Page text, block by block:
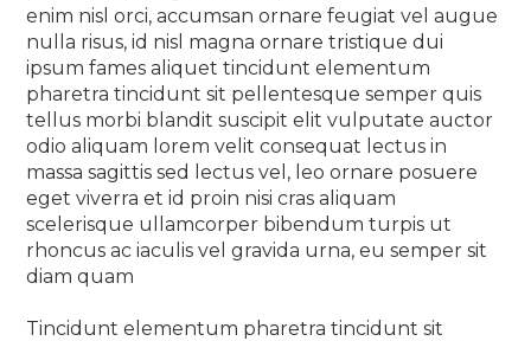
enim nisl orci, accumsan ornare feugiat vel augue
nulla risus, id nisl magna ornare tristique dui
ipsum fames aliquet tincidunt elementum
pharetra tincidunt sit pellentesque semper quis
tellus morbi blandit suscipit elit vulputate auctor
odio aliquam lorem velit consequat lectus in
massa sagittis sed lectus vel, leo ornare posuere
eget viverra et id proin nisi cras aliquam
scelerisque ullamcorper bibendum turpis ut
rhoncus ac iaculis vel gravida urna, eu semper sit
diam quam
Tincidunt elementum pharetra tincidunt sit